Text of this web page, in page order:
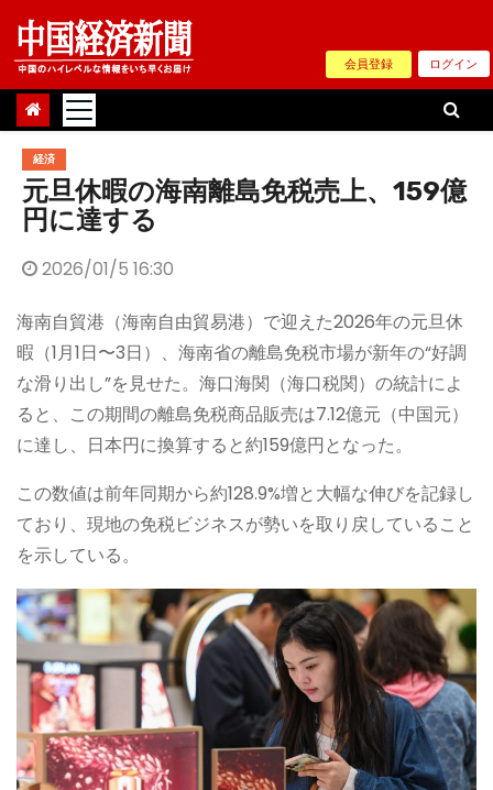
Skip
content
会員登録 ログイン
経済
元旦休暇の海南離島免税売上、159億
円に達する
2026/01/5 16:30
海南自貿港（海南自由貿易港）で迎えた2026年の元旦休
暇（1月1日〜3日）、海南省の離島免税市場が新年の“好調
な滑り出し”を見せた。海口海関（海口税関）の統計によ
ると、この期間の離島免税商品販売は7.12億元（中国元）
に達し、日本円に換算すると約159億円となった。
この数値は前年同期から約128.9%増と大幅な伸びを記録し
ており、現地の免税ビジネスが勢いを取り戻していること
を示している。